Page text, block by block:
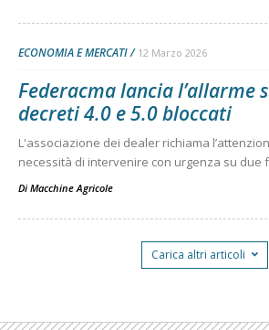
ECONOMIA E MERCATI 12 Marzo 2026
Federacma lancia l’allarme
decreti 4.0 e 5.0 bloccati
L'associazione dei dealer richiama
necessità di intervenire con urgenza su due
Di Macchine Agricole
Carica altri articoli